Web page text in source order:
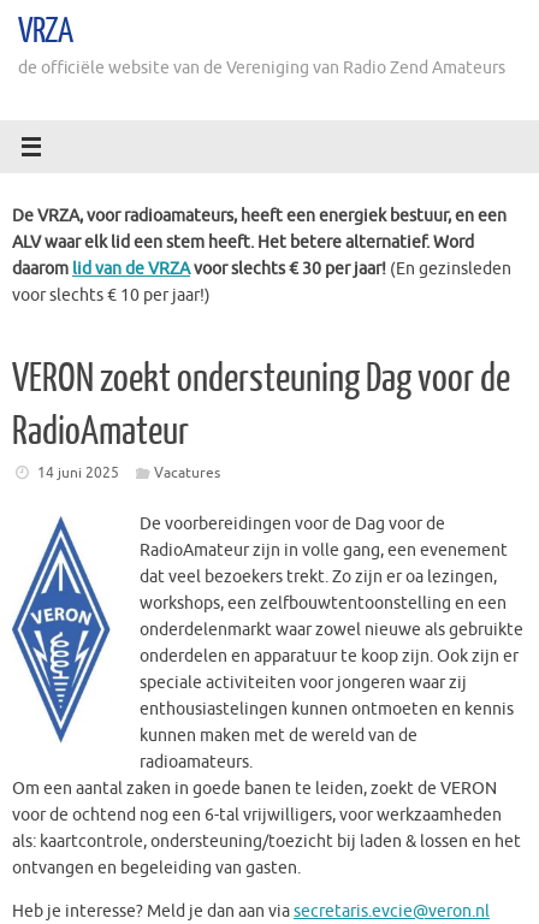
naarVRZA
de officiële website van de Vereniging van Radio Zend Amateurs
De VRZA, voor radioamateurs, heeft een energiek bestuur, en een
ALV waar elk lid een stem heeft. Het betere alternatief. Word
daarom lid van de VRZAvoor slechts € 30 per jaar! (En gezinsleden
voor slechts € 10 per jaar!)
VERON zoekt ondersteuning Dag voor de
RadioAmateur
14 juni 2025 Vacatures
De voorbereidingen voor de Dag voor de
RadioAmateur zijn in volle gang, een evenement
dat veel bezoekers trekt. Zo zijn er oa lezingen,
workshops, een zelfbouwtentoonstelling en een
onderdelenmarkt waar zowel nieuwe als gebruikte
onderdelen en apparatuur te koop zijn. Ook zijn er
speciale activiteiten voor jongeren waar zij
enthousiastelingen kunnen ontmoeten en kennis
kunnen maken met de wereld van de
radioamateurs.
Om een aantal zaken in goede banen te leiden, zoekt de VERON
voor de ochtend nog een 6-tal vrijwilligers, voor werkzaamheden
als: kaartcontrole, ondersteuning/toezicht bij laden & lossen en het
ontvangen en begeleiding van gasten.
Heb je interesse? Meld je dan aan viasecretaris.evcie@veron.nl